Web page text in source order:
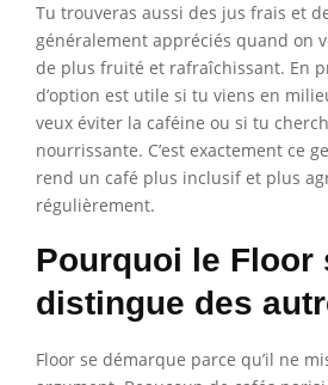
Tu trouveras aussi des jus frais et
généralement appréciés quand on
de plus fruité et rafraîchissant. En
d’option est utile si tu viens en
veux éviter la caféine ou si tu
nourrissante. C’est exactement ce
rend un café plus inclusif et plus
régulièrement.
Pourquoi le Floor
distingue des
Floor se démarque parce qu’il ne